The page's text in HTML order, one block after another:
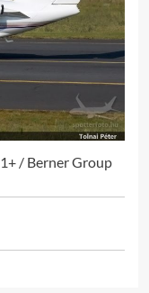
/ Berner Group